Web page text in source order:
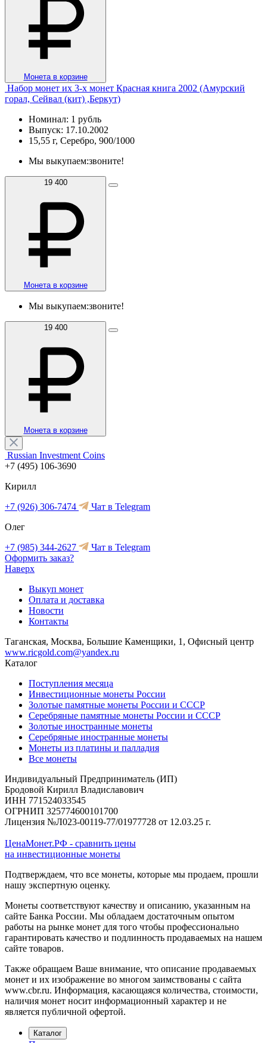
Монета в корзине
Набор монет их 3-х монет Красная книга 2002 (Амурский
горал, Сейвал (кит) ,Беркут)
Номинал: 1 рубль
Выпуск: 17.10.2002
15,55 г, Серебро, 900/1000
Мы выкупаем:звоните!
19 400
Монета в корзине
Мы выкупаем:звоните!
19 400
Монета в корзине
Russian Investment Coins
+7 (495) 106-3690
Кирилл
+7 (926) 306-7474
Чат в Telegram
Олег
+7 (985) 344-2627
Чат в Telegram
Оформить заказ?
Наверх
Выкуп монет
Оплата и доставка
Новости
Контакты
Таганская, Москва, Большие Каменщики, 1, Офисный центр
www.ricgold.com@yandex.ru
Каталог
Поступления месяца
Инвестиционные монеты России
Золотые памятные монеты России и СССР
Серебряные памятные монеты России и СССР
Золотые иностранные монеты
Серебряные иностранные монеты
Монеты из платины и палладия
Все монеты
Индивидуальный Предприниматель (ИП)
Бродовой Кирилл Владиславович
ИНН 771524033545
ОГРНИП 325774600101700
Лицензия №Л023-00119-77/01977728 от 12.03.25 г.
ЦенаМонет.РФ - сравнить цены
на инвестиционные монеты
Подтверждаем, что все монеты, которые мы продаем, прошли
нашу экспертную оценку.
Монеты соответствуют качеству и описанию, указанным на
сайте Банка России. Мы обладаем достаточным опытом
работы на рынке монет для того чтобы профессионально
гарантировать качество и подлинность продаваемых на нашем
сайте товаров.
Также обращаем Ваше внимание, что описание продаваемых
монет и их изображение во многом заимствованы с сайта
www.cbr.ru. Информация, касающаяся количества, стоимости,
наличия монет носит информационный характер и не
является публичной офертой.
Каталог